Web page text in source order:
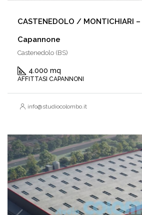
CASTENEDOLO / MONTICHIARI
Capannone
Castenedolo (BS)
4.000 mq
AFFITTASI CAPANNONI
info@studiocolombo.it